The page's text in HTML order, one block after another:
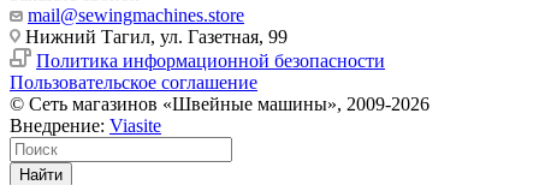
mail@sewingmachines.store
Нижний Тагил, ул. Газетная, 99
Политика информационной безопасности
Пользовательское соглашение
© Сеть магазинов «Швейные машины», 2009-2026
Внедрение: Viasite
Найти